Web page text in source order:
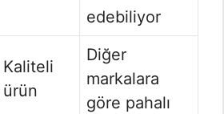
edebiliyor
Kaliteli
ürün
Diğer
markalara
göre pahalı